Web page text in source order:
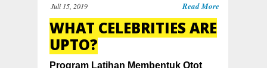
Juli 15, 2019 Read More
WHAT CELEBRITIES ARE
UPTO?
Program Latihan Membentuk Otot